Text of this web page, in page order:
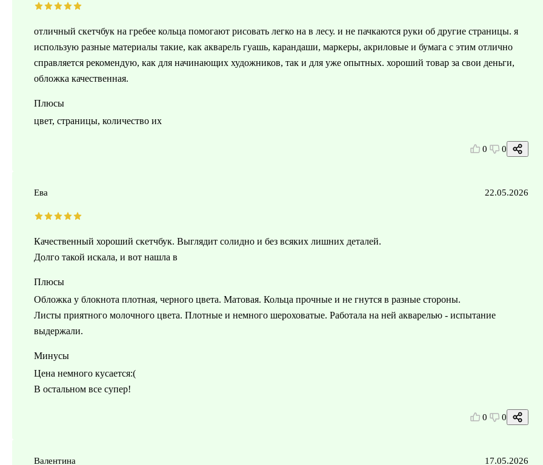
отличный скетчбук на гребее кольца помогают рисовать легко на в лесу. и не пачкаются руки об другие страницы. я
использую разные материалы такие, как акварель гуашь, карандаши, маркеры, акриловые и бумага с этим отлично
справляется рекомендую, как для начинающих художников, так и для уже опытных. хороший товар за свои деньги,
обложка качественная.
Плюсы
цвет, страницы, количество их
0 0
Ева 22.05.2026
Качественный хороший скетчбук. Выглядит солидно и без всяких лишних деталей.
Долго такой искала, и вот нашла в
Плюсы
Обложка у блокнота плотная, черного цвета. Матовая. Кольца прочные и не гнутся в разные стороны.
Листы приятного молочного цвета. Плотные и немного шероховатые. Работала на ней акварелью - испытание
выдержали.
Минусы
Цена немного кусается:(
В остальном все супер!
0 0
Валентина 17.05.2026